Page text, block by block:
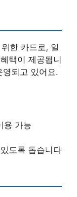
한 카드로, 일
택이 제공됩니
되고 있어요.
용 가능
도록 돕습니다